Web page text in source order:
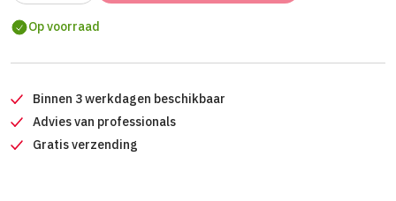
Op voorraad
Binnen 3 werkdagen beschikbaar
Advies van professionals
Gratis verzending